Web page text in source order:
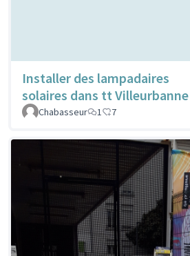
Installer des lampadaires
solaires dans tt Villeurbanne
Chabasseur
1 7